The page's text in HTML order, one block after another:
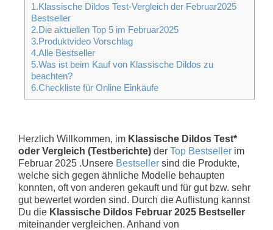
1.Klassische Dildos Test-Vergleich der Februar2025
Bestseller
2.Die aktuellen Top 5 im Februar2025
3.Produktvideo Vorschlag
4.Alle Bestseller
5.Was ist beim Kauf von Klassische Dildos zu
beachten?
6.Checkliste für Online Einkäufe
Herzlich Willkommen, im Klassische Dildos Test*
oder Vergleich (Testberichte) der Top Bestseller im
Februar 2025 .Unsere Bestseller sind die Produkte,
welche sich gegen ähnliche Modelle behaupten
konnten, oft von anderen gekauft und für gut bzw. sehr
gut bewertet worden sind. Durch die Auflistung kannst
Du die Klassische Dildos Februar 2025 Bestseller
miteinander vergleichen. Anhand von